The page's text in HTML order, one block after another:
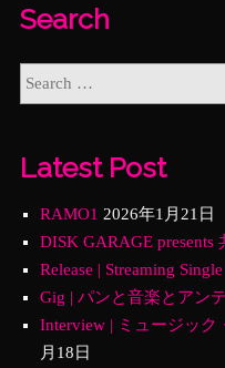
Search
Latest Post
RAMO1 2026年1月21日
DISK GARAGE presents
Release | Streaming
Gig | パンと音楽とアン
Interview | ミュージック
月18日